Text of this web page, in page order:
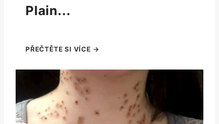
Plain...